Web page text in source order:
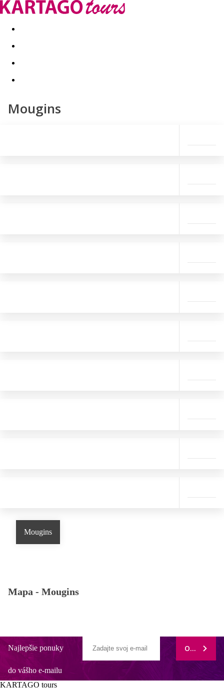
Last minute Dovolenkové kluby
Mougins
Mougins
Mapa - Mougins
Najlepšie ponuky
do vášho e-mailu
ODOBERAŤ
KARTAGO tours